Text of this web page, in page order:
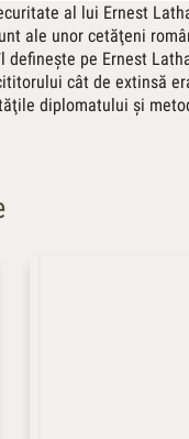
al lui Ernest
ale unor cetăţeni
defineşte pe Ernest
cât de extinsă
diplomatului şi